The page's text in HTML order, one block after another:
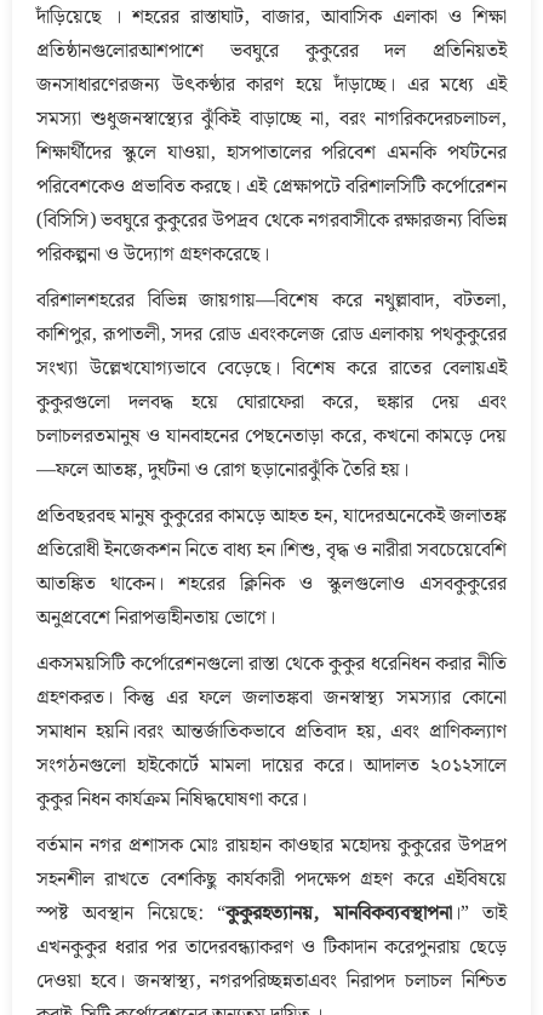
দাঁড়িয়েছে । শহরের রাস্তাঘাট, বাজার, আবাসিক এলাকা ও শিক্ষা
প্রতিষ্ঠানগুলোরআশপাশে ভবঘুরে কুকুরের দল প্রতিনিয়তই
জনসাধারণেরজন্য উৎকণ্ঠার কারণ হয়ে দাঁড়াচ্ছে। এর মধ্যে এই
সমস্যা শুধুজনস্বাস্থ্যের ঝুঁকিই বাড়াচ্ছে না, বরং নাগরিকদেরচলাচল,
শিক্ষার্থীদের স্কুলে যাওয়া, হাসপাতালের পরিবেশ এমনকি পর্যটনের
পরিবেশকেও প্রভাবিত করছে। এই প্রেক্ষাপটে বরিশালসিটি কর্পোরেশন
(বিসিসি) ভবঘুরে কুকুরের উপদ্রব থেকে নগরবাসীকে রক্ষারজন্য বিভিন্ন
পরিকল্পনা ও উদ্যোগ গ্রহণকরেছে।
বরিশালশহরের বিভিন্ন জায়গায়—বিশেষ করে নথুল্লাবাদ, বটতলা,
কাশিপুর, রূপাতলী, সদর রোড এবংকলেজ রোড এলাকায় পথকুকুরের
সংখ্যা উল্লেখযোগ্যভাবে বেড়েছে। বিশেষ করে রাতের বেলায়এই
কুকুরগুলো দলবদ্ধ হয়ে ঘোরাফেরা করে, হুঙ্কার দেয় এবং
চলাচলরতমানুষ ও যানবাহনের পেছনেতাড়া করে, কখনো কামড়ে দেয়
—ফলে আতঙ্ক, দুর্ঘটনা ও রোগ ছড়ানোরঝুঁকি তৈরি হয়।
প্রতিবছরবহু মানুষ কুকুরের কামড়ে আহত হন, যাদেরঅনেকেই জলাতঙ্ক
প্রতিরোধী ইনজেকশন নিতে বাধ্য হন।শিশু, বৃদ্ধ ও নারীরা সবচেয়েবেশি
আতঙ্কিত থাকেন। শহরের ক্লিনিক ও স্কুলগুলোও এসবকুকুরের
অনুপ্রবেশে নিরাপত্তাহীনতায় ভোগে।
একসময়সিটি কর্পোরেশনগুলো রাস্তা থেকে কুকুর ধরেনিধন করার নীতি
গ্রহণকরত। কিন্তু এর ফলে জলাতঙ্কবা জনস্বাস্থ্য সমস্যার কোনো
সমাধান হয়নি।বরং আন্তর্জাতিকভাবে প্রতিবাদ হয়, এবং প্রাণিকল্যাণ
সংগঠনগুলো হাইকোর্টে মামলা দায়ের করে। আদালত ২০১২সালে
কুকুর নিধন কার্যক্রম নিষিদ্ধঘোষণা করে।
বর্তমান নগর প্রশাসক মোঃ রায়হান কাওছার মহোদয় কুকুরের উপদ্রপ
সহনশীল রাখতে বেশকিছু কার্যকারী পদক্ষেপ গ্রহণ করে এইবিষয়ে
স্পষ্ট অবস্থান নিয়েছে: “কুকুরহত্যানয়, মানবিকব্যবস্থাপনা।” তাই
এখনকুকুর ধরার পর তাদেরবন্ধ্যাকরণ ও টিকাদান করেপুনরায় ছেড়ে
দেওয়া হবে। জনস্বাস্থ্য, নগরপরিচ্ছন্নতাএবং নিরাপদ চলাচল নিশ্চিত